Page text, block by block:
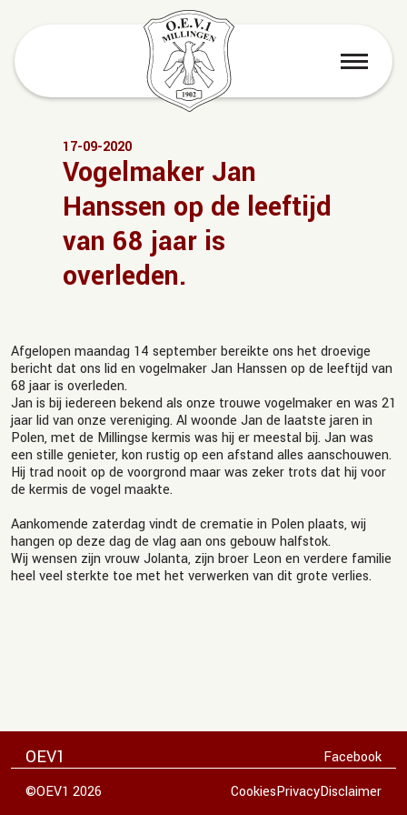
menu
17-09-2020
Vogelmaker Jan
Hanssen op de leeftijd
van 68 jaar is
overleden.
Afgelopen maandag 14 september bereikte ons het droevige
bericht dat ons lid en vogelmaker Jan Hanssen op de leeftijd van
68 jaar is overleden.
Jan is bij iedereen bekend als onze trouwe vogelmaker en was 21
jaar lid van onze vereniging. Al woonde Jan de laatste jaren in
Polen, met de Millingse kermis was hij er meestal bij. Jan was
een stille genieter, kon rustig op een afstand alles aanschouwen.
Hij trad nooit op de voorgrond maar was zeker trots dat hij voor
de kermis de vogel maakte.
Aankomende zaterdag vindt de crematie in Polen plaats, wij
hangen op deze dag de vlag aan ons gebouw halfstok.
Wij wensen zijn vrouw Jolanta, zijn broer Leon en verdere familie
heel veel sterkte toe met het verwerken van dit grote verlies.
OEV1
Facebook
©OEV1 2026
CookiesPrivacyDisclaimer